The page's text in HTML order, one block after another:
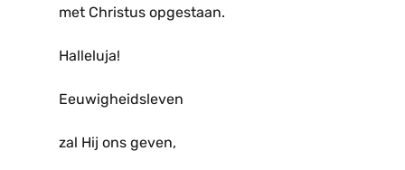
met Christus opgestaan.
Halleluja!
Eeuwigheidsleven
zal Hij ons geven,